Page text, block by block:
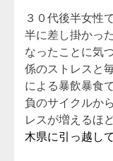
３０代後半女性
半に差し掛かっ
なったことに気
係のストレスと
による暴飲暴食
負のサイクルか
レスが増えるほ
木県に引っ越し